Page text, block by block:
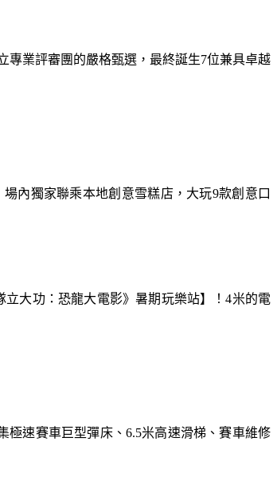
內獨家聯乘本地創意雪糕店，大玩9款創意口
極速賽車巨型彈床、6.5米高速滑梯、賽車維修
專業評審團的嚴格甄選，最終誕生7位兼具卓越
立大功：恐龍大電影》暑期玩樂站】！4米的電